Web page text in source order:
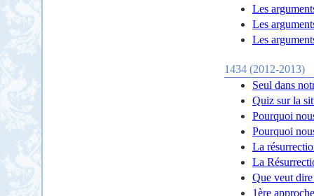
Les
Les
Les
1434 (2012-2013)
Seul dans
Quiz sur la
Pourquoi
Pourquoi
La
La
Que veut
1ère